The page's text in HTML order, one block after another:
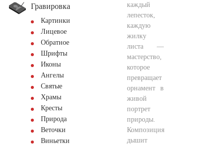
Гравировка
Картинки
Лицевое
Обратное
Шрифты
Иконы
Ангелы
Святые
Храмы
Кресты
Природа
Веточки
Виньетки
каждый
лепесток,
каждую
жилку
листа —
мастерство,
которое
превращает
орнамент в
живой
портрет
природы.
Композиция
дышит